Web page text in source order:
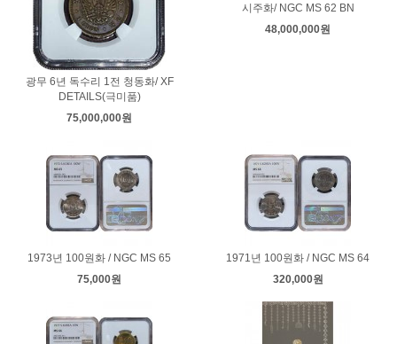
광무 6년 독수리 1전 청동화/ XF
DETAILS(극미품)
75,000,000원
시주화/ NGC MS 62 BN
48,000,000원
1973년 100원화 / NGC MS 65
75,000원
1971년 100원화 / NGC MS 64
320,000원